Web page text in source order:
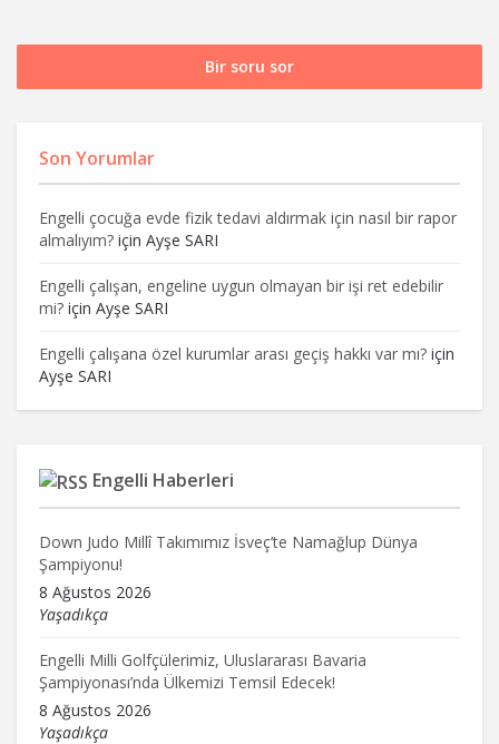
Bir soru sor
Son Yorumlar
Engelli çocuğa evde fizik tedavi aldırmak için nasıl bir rapor
almalıyım? için Ayşe SARI
Engelli çalışan, engeline uygun olmayan bir işi ret edebilir
mi? için Ayşe SARI
Engelli çalışana özel kurumlar arası geçiş hakkı var mı? için
Ayşe SARI
Engelli Haberleri
Down Judo Millî Takımımız İsveç’te Namağlup Dünya
Şampiyonu!
8 Ağustos 2026
Yaşadıkça
Engelli Milli Golfçülerimiz, Uluslararası Bavaria
Şampiyonası’nda Ülkemizi Temsil Edecek!
8 Ağustos 2026
Yaşadıkça